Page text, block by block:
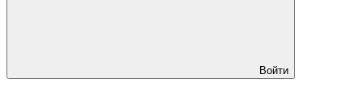
Войти